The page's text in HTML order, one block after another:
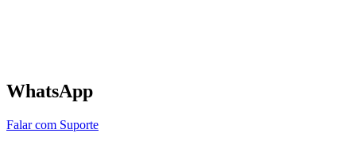
WhatsApp
Falar com Suporte